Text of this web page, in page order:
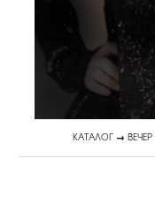
КАТАЛОГ → ВЕЧЕР